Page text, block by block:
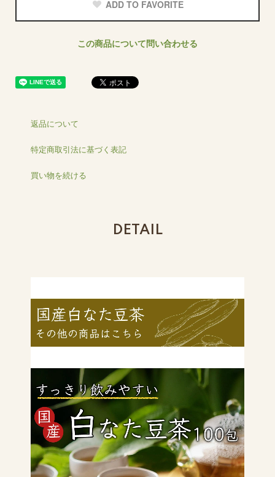
ADD TO FAVORITE
この商品について問い合わせる
返品について
特定商取引法に基づく表記
買い物を続ける
DETAIL